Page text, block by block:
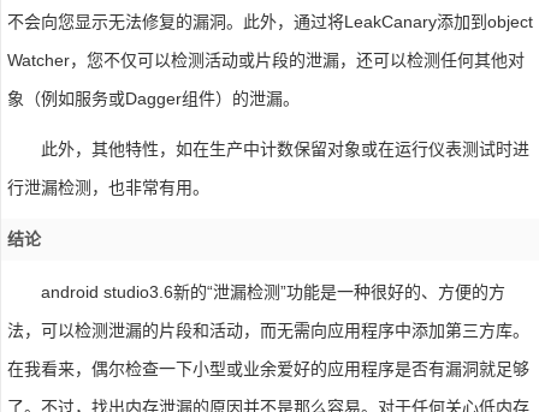
不会向您显示无法修复的漏洞。此外，通过将LeakCanary添加到object
Watcher，您不仅可以检测活动或片段的泄漏，还可以检测任何其他对
象（例如服务或Dagger组件）的泄漏。
此外，其他特性，如在生产中计数保留对象或在运行仪表测试时进
行泄漏检测，也非常有用。
结论
android studio3.6新的“泄漏检测”功能是一种很好的、方便的方
法，可以检测泄漏的片段和活动，而无需向应用程序中添加第三方库。
在我看来，偶尔检查一下小型或业余爱好的应用程序是否有漏洞就足够
了。不过，找出内存泄漏的原因并不是那么容易。对于任何关心低内存